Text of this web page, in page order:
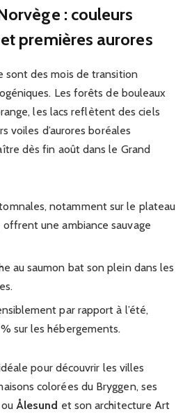
: couleurs
premières aurores
sont des mois de transition
Les forêts de bouleaux
les lacs reflètent des ciels
voiles d’aurores boréales
dès fin août dans le Grand
notamment sur le plateau
offrent une ambiance sauvage
au saumon bat son plein dans les
par rapport à l’été,
sur les hébergements.
pour découvrir les villes
colorées du Bryggen, ses
Ålesund et son architecture Art